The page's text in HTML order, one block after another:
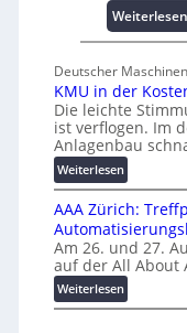
s
Weiterlesen:
l
Deutscher
KMU in der
Die leichte
ist verflogen. Im
Anlagenbau
Weiterlesen:
K
M
U
i
d
e
AAA Zürich:
Am 26. und 27.
auf der All About
Weiterlesen:
A